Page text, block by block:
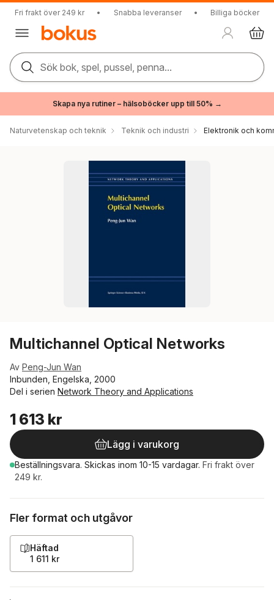
Fri frakt över 249 kr • Snabba leveranser • Billiga böcker
Sök bok, spel, pussel, penna...
Skapa nya rutiner – hälsoböcker upp till 50% →
Naturvetenskap och teknik Teknik och industri Elektronik och
Multichannel Optical Networks
Av Peng-Jun Wan
Inbunden, Engelska, 2000
Del i serien Network Theory and Applications
1 613 kr
Lägg i varukorg
Beställningsvara. Skickas inom 10-15 vardagar. Fri frakt över
249 kr.
Fler format och utgåvor
Häftad
1 611 kr